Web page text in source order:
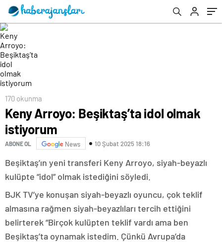
170 okunma
Keny Arroyo: Beşiktaş’ta idol olmak
istiyorum
ABONE OL News 10 Şubat 2025 18:16
Beşiktaş’ın yeni transferi Keny Arroyo, siyah-beyazlı
kulüpte “idol” olmak istediğini söyledi.
BJK TV’ye konuşan siyah-beyazlı oyuncu, çok teklif
almasına rağmen siyah-beyazlıları tercih ettiğini
belirterek “Birçok kulüpten teklif vardı ama ben
Beşiktaş’ta oynamak istedim. Çünkü Avrupa’da